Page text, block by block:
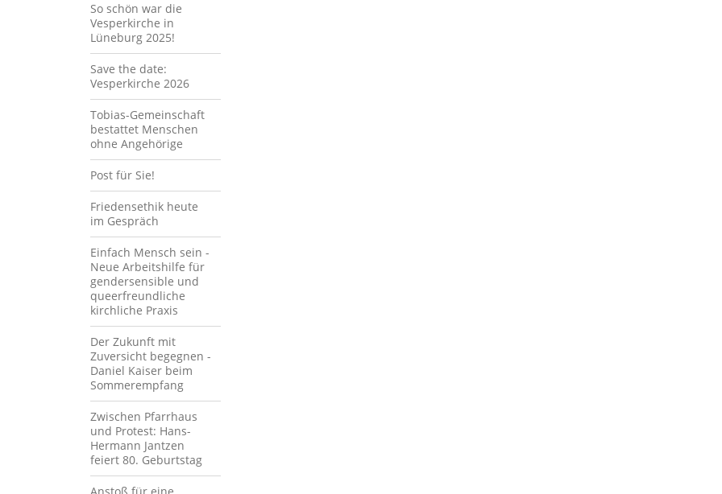
So schön war die
Vesperkirche in
Lüneburg 2025!
Save the date:
Vesperkirche 2026
Tobias-Gemeinschaft
bestattet Menschen
ohne Angehörige
Post für Sie!
Friedensethik heute
im Gespräch
Einfach Mensch sein -
Neue Arbeitshilfe für
gendersensible und
queerfreundliche
kirchliche Praxis
Der Zukunft mit
Zuversicht begegnen -
Daniel Kaiser beim
Sommerempfang
Zwischen Pfarrhaus
und Protest: Hans-
Hermann Jantzen
feiert 80. Geburtstag